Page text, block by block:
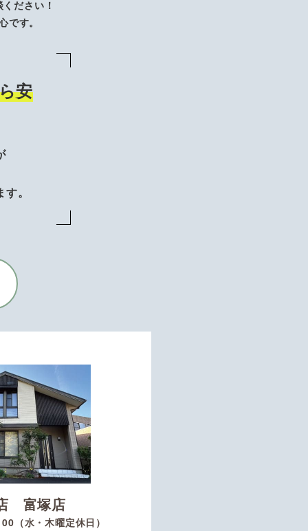
ださい！
す。
安
。
富塚店
（水・木曜定休日）